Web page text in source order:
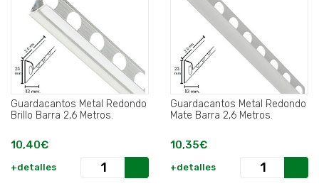
Guardacantos Metal Redondo
Brillo Barra 2,6 Metros.
10,40€
+detalles
Guardacantos Metal Redondo
Mate Barra 2,6 Metros.
10,35€
+detalles